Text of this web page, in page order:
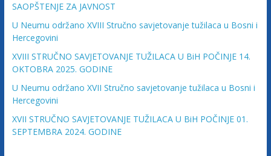
ž
i
l
a
c
a
F
d
SAOPŠTENJE ZA JAVNOST
U Neumu održano XVIII Stručno savjetovanje tužilaca u Bosni i
Hercegovini
XVIII STRUČNO SAVJETOVANJE TUŽILACA U BiH POČINJE 14.
OKTOBRA 2025. GODINE
U Neumu održano XVII Stručno savjetovanje tužilaca u Bosni i
Hercegovini
XVII STRUČNO SAVJETOVANJE TUŽILACA U BiH POČINJE 01.
SEPTEMBRA 2024. GODINE